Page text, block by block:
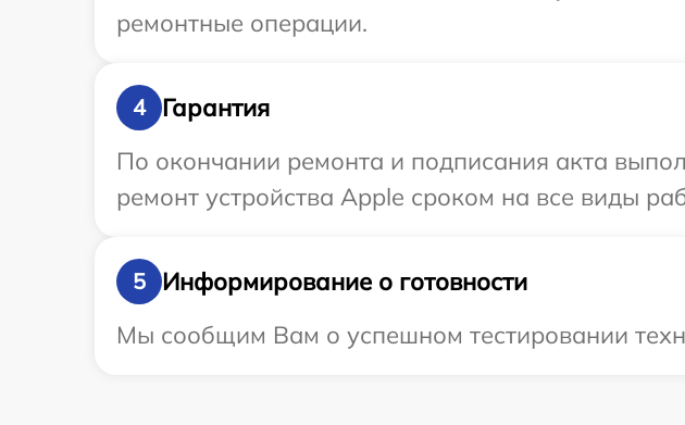
ремонтные операции.
4
Гарантия
По окончании ремонта и подписания акта
ремонт устройства Apple сроком на все виды
5
Информирование о готовности
Мы сообщим Вам о успешном тестировании